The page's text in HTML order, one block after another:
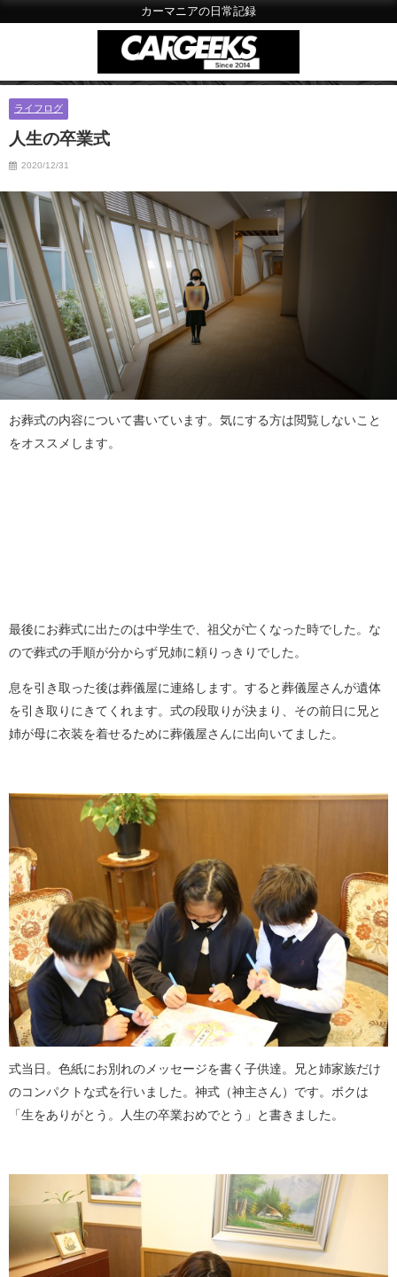
カーマニアの日常記録
ライフログ
人生の卒業式
2020/12/31
お葬式の内容について書いています。気にする方は閲覧しないこと
をオススメします。
最後にお葬式に出たのは中学生で、祖父が亡くなった時でした。な
ので葬式の手順が分からず兄姉に頼りっきりでした。
息を引き取った後は葬儀屋に連絡します。すると葬儀屋さんが遺体
を引き取りにきてくれます。式の段取りが決まり、その前日に兄と
姉が母に衣装を着せるために葬儀屋さんに出向いてました。
式当日。色紙にお別れのメッセージを書く子供達。兄と姉家族だけ
のコンパクトな式を行いました。神式（神主さん）です。ボクは
「生をありがとう。人生の卒業おめでとう」と書きました。